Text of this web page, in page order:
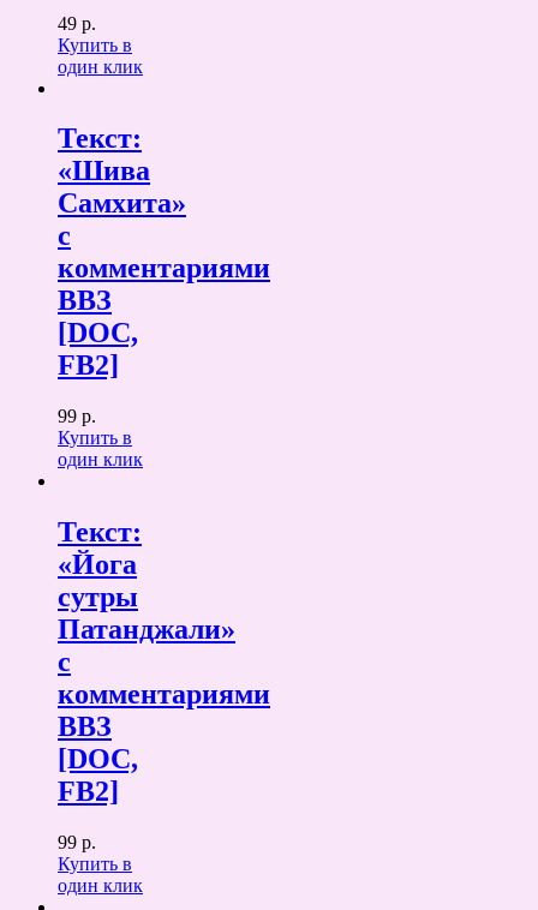
49 р.
Купить в
один клик
Текст:
«Шива
Самхита»
с
комментариями
ВВЗ
[DOC,
FB2]
99 р.
Купить в
один клик
Текст:
«Йога
сутры
Патанджали»
с
комментариями
ВВЗ
[DOC,
FB2]
99 р.
Купить в
один клик